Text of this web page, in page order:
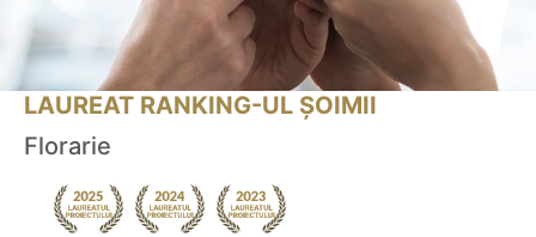
LAUREAT RANKING-UL ȘOIMII
Florarie